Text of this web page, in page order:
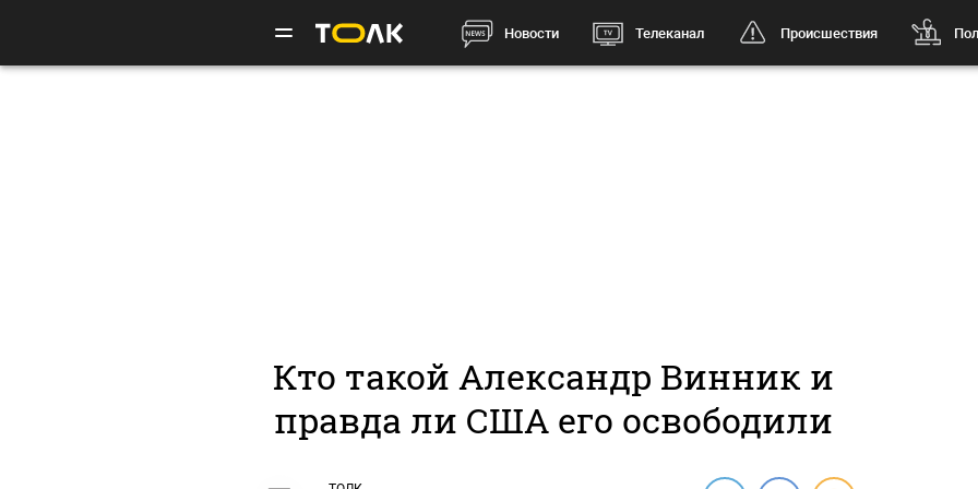
Новости Телеканал Происшествия
Кто такой Александр Винник и
правда ли США его освободили